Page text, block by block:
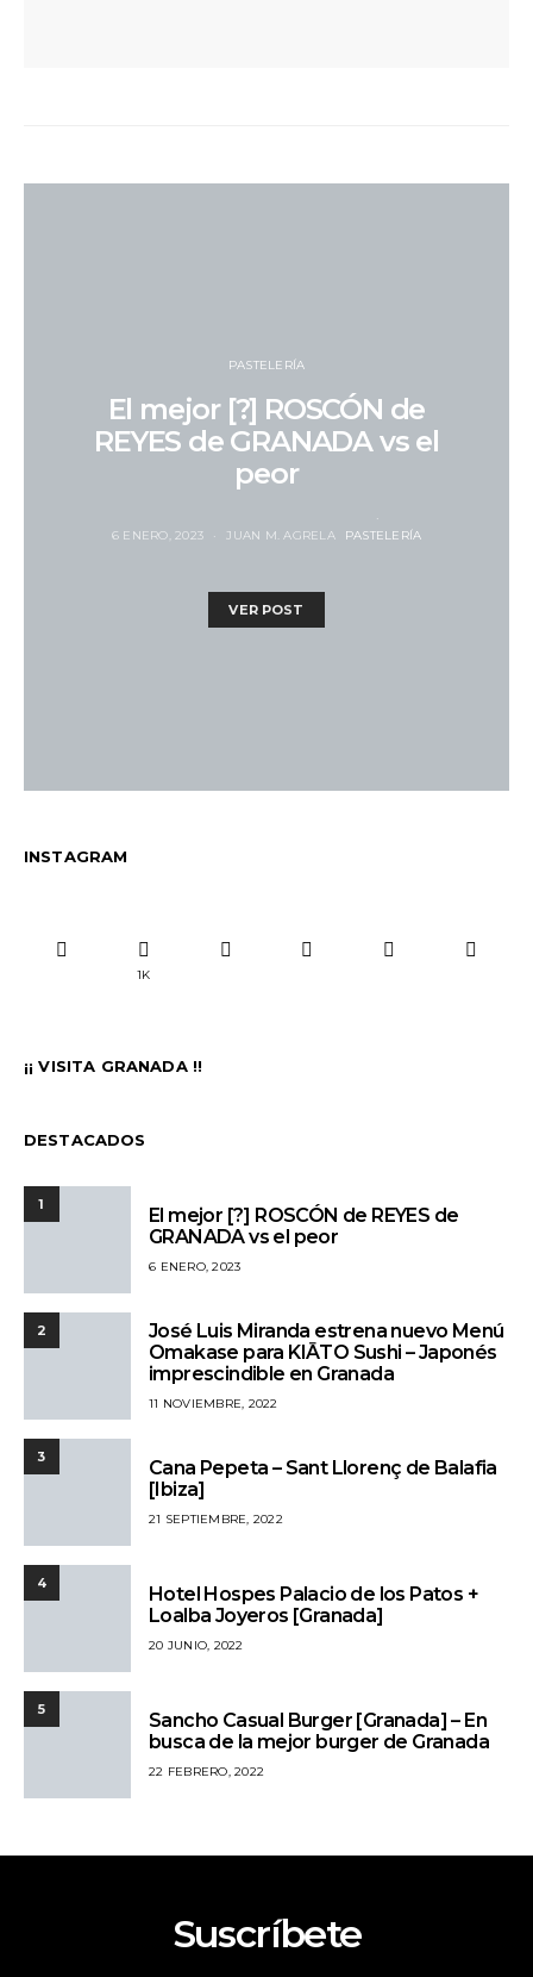
PASTELERÍA
El mejor [?] ROSCÓN de
REYES de GRANADA vs el
peor
6 ENERO, 2023 JUAN M. AGRELA PASTELERÍA
VER POST
INSTAGRAM
1K
¡¡ VISITA GRANADA !!
DESTACADOS
1
El mejor [?] ROSCÓN de REYES de
GRANADA vs el peor
6 ENERO, 2023
2
José Luis Miranda estrena nuevo Menú
Omakase para KIĀTO Sushi – Japonés
imprescindible en Granada
11 NOVIEMBRE, 2022
3
Cana Pepeta – Sant Llorenç de Balafia
[Ibiza]
21 SEPTIEMBRE, 2022
4
Hotel Hospes Palacio de los Patos +
Loalba Joyeros [Granada]
20 JUNIO, 2022
5
Sancho Casual Burger [Granada] – En
busca de la mejor burger de Granada
22 FEBRERO, 2022
Suscríbete